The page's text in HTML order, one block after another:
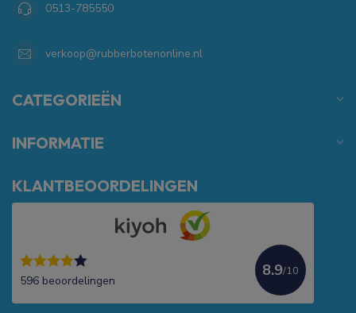
0513-785550
verkoop@rubberbotenonline.nl
CATEGORIEËN
INFORMATIE
KLANTBEOORDELINGEN
596 beoordelingen
8.9/10